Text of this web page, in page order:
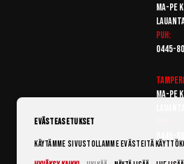
Ma-pe
Puh:
0445-
Ma-pe
Evästeasetukset
Käytämme sivustollamme evästeitä